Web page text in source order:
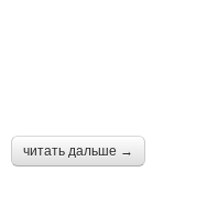
читать дальше →